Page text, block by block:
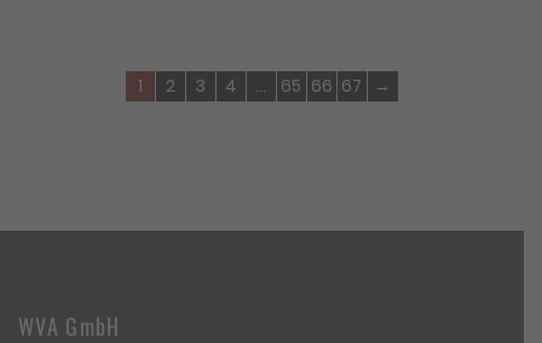
1 2 3 4 … 65 66 67 →
WVA GmbH